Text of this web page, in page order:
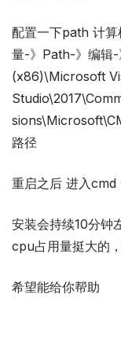
配置一下path 计
量-》Path-》编辑
(x86)\Microsoft
路径
重启之后 进入
安装会持续10分钟
cpu占用量挺大的
希望能给你帮助